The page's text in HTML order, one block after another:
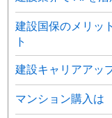
建設国保のメリッ
ト
建設キャリアアッ
マンション購入は